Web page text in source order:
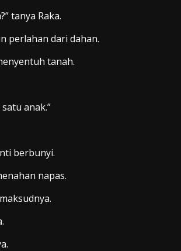
tanya Raka.
perlahan dari dahan.
tanah.
anak.”
berbunyi.
napas.